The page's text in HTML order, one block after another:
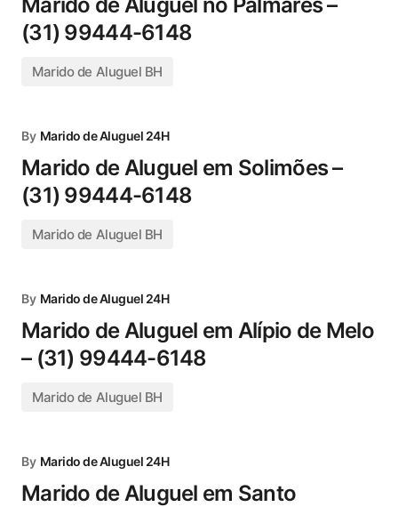
(31) 99444-6148
Marido de Aluguel BH
By Marido de Aluguel 24H
Marido de Aluguel em Solimões –
(31) 99444-6148
Marido de Aluguel BH
By Marido de Aluguel 24H
Marido de Aluguel em Alípio de Melo
– (31) 99444-6148
Marido de Aluguel BH
By Marido de Aluguel 24H
Marido de Aluguel em Santo